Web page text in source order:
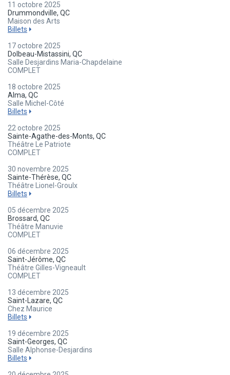
11 octobre 2025
Drummondville, QC
Maison des Arts
Billets
17 octobre 2025
Dolbeau-Mistassini, QC
Salle Desjardins Maria-Chapdelaine
COMPLET
18 octobre 2025
Alma, QC
Salle Michel-Côté
Billets
22 octobre 2025
Sainte-Agathe-des-Monts, QC
Théâtre Le Patriote
COMPLET
30 novembre 2025
Sainte-Thérèse, QC
Théâtre Lionel-Groulx
Billets
05 décembre 2025
Brossard, QC
Théâtre Manuvie
COMPLET
06 décembre 2025
Saint-Jérôme, QC
Théâtre Gilles-Vigneault
COMPLET
13 décembre 2025
Saint-Lazare, QC
Chez Maurice
Billets
19 décembre 2025
Saint-Georges, QC
Salle Alphonse-Desjardins
Billets